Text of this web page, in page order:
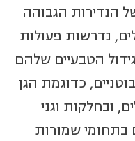
הנדירות הגבוהה
נדרשות פעולות
הטבעיים שלהם
כדוגמת הגן
ובחלקות וגני
בתחומי שמורות